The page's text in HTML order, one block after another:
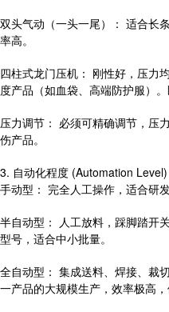
双头气动（一头一尾）： 适合长
率高。
四柱式龙门压机： 刚性好，压力
度产品（如血袋、高端防护服）。
压力调节： 必须可精确调节，压
伤产品。
3. 自动化程度 (Automation Level)
手动型： 完全人工操作，适合研
半自动型： 人工放料，踩脚踏开
型号，适合中小批量。
全自动型： 集成送料、焊接、裁
一产品的大规模生产，效率极高，